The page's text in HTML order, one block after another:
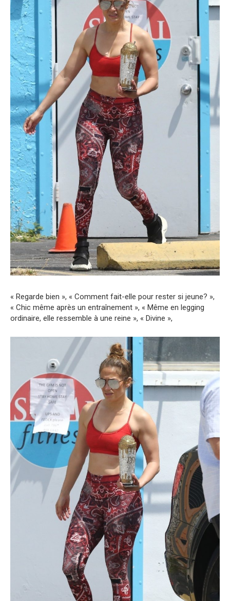
« Regarde bien », « Comment fait-elle pour rester si jeune? »,
« Chic même après un entraînement », « Même en legging
ordinaire, elle ressemble à une reine », « Divine »,